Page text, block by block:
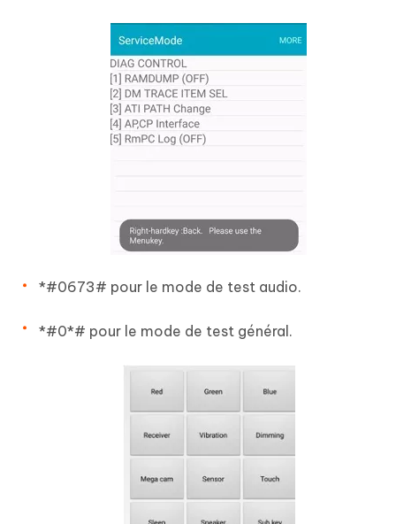
*#0673# pour le mode de test audio.
*#0*# pour le mode de test général.